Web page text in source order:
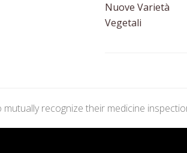
Nuove Varietà
Vegetali
mutually recognize their medicine